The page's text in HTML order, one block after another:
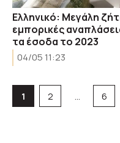
Ελληνικό: Μεγάλη
εμπορικές
τα έσοδα το 2023
04/05 11:23
Σελίδα
1 Σελίδα
2 … 6